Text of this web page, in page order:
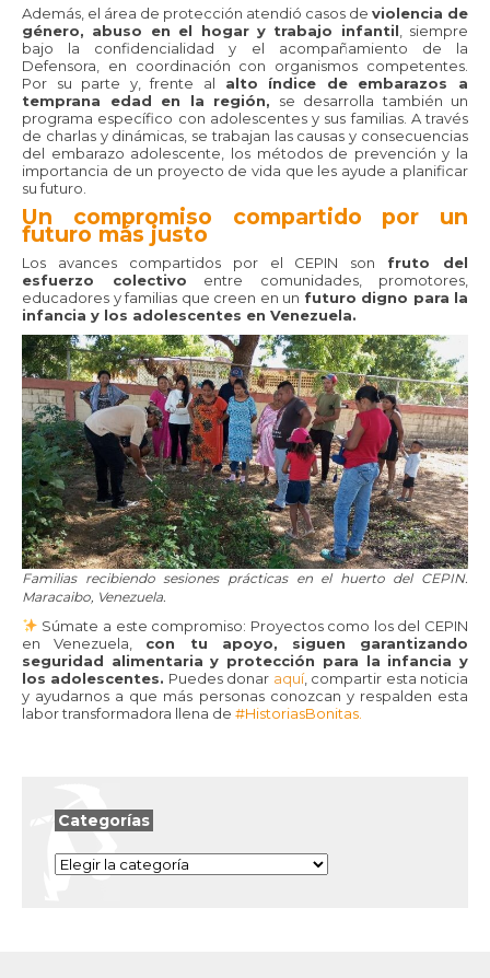
Además, el área de protección atendió casos de violencia de
género, abuso en el hogar y trabajo infantil, siempre
bajo la confidencialidad y el acompañamiento de la
Defensora, en coordinación con organismos competentes.
Por su parte y, frente al alto índice de embarazos a
temprana edad en la región, se desarrolla también un
programa específico con adolescentes y sus familias. A través
de charlas y dinámicas, se trabajan las causas y consecuencias
del embarazo adolescente, los métodos de prevención y la
importancia de un proyecto de vida que les ayude a planificar
su futuro.
Un compromiso compartido por un
futuro más justo
Los avances compartidos por el CEPIN son fruto del
esfuerzo colectivo entre comunidades, promotores,
educadores y familias que creen en un futuro digno para la
infancia y los adolescentes en Venezuela.
Familias recibiendo sesiones prácticas en el huerto del CEPIN.
Maracaibo, Venezuela.
Súmate a este compromiso: Proyectos como los del CEPIN
en Venezuela, con tu apoyo, siguen garantizando
seguridad alimentaria y protección para la infancia y
los adolescentes. Puedes donar aquí, compartir esta noticia
y ayudarnos a que más personas conozcan y respalden esta
labor transformadora llena de #HistoriasBonitas.
Categorías
Categorías